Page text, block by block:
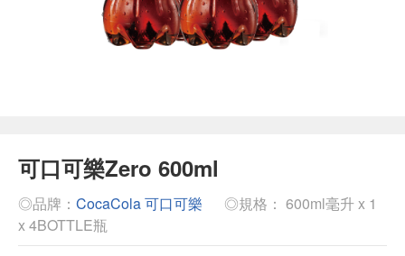
可口可樂Zero 600ml
◎品牌： CocaCola 可口可樂
◎規格： 600ml毫升 x 1
x 4BOTTLE瓶